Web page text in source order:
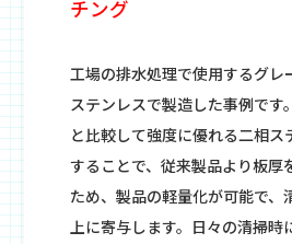
チング
工場の排水処理で使用するグレ
ステンレスで製造した事例です
と比較して強度に優れる二相ス
することで、従来製品より板厚
ため、製品の軽量化が可能で、
上に寄与します。日々の清掃時